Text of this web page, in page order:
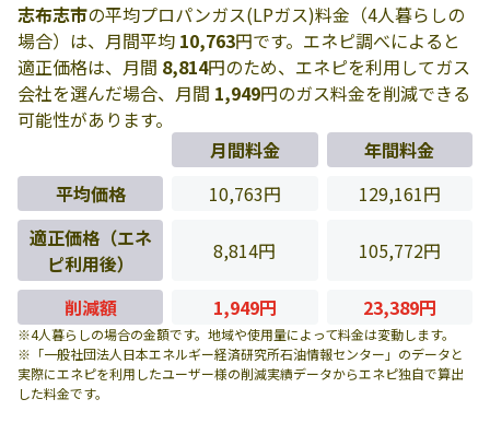
志布志市の平均プロパンガス(LPガス)料金（4人暮らしの
場合）は、月間平均 10,763円です。エネピ調べによると
適正価格は、月間 8,814円のため、エネピを利用してガス
会社を選んだ場合、月間 1,949円のガス料金を削減できる
可能性があります。
月間料金
年間料金
平均価格
10,763円
129,161円
適正価格（エネ
ピ利用後）
8,814円 105,772円
削減額 1,949円 23,389円
※4人暮らしの場合の金額です。地域や使用量によって料金は変動します。
※「一般社団法人日本エネルギー経済研究所石油情報センター」のデータと
実際にエネピを利用したユーザー様の削減実績データからエネピ独自で算出
した料金です。